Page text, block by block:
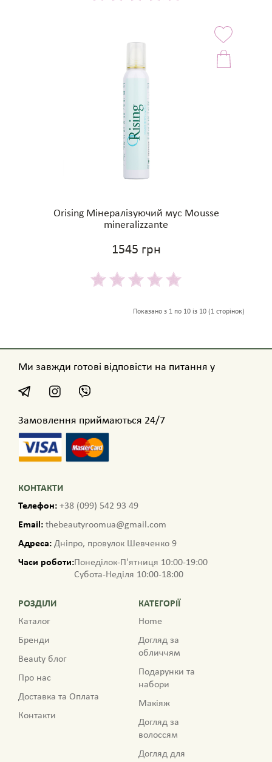
Orising Мінералізуючий мус Mousse
mineralizzante
1545 грн
Показано з 1 по 10 із 10 (1 сторінок)
Ми завжди готові відповісти на питання у
Замовлення приймаються 24/7
КОНТАКТИ
Телефон: +38 (099) 542 93 49
Email: thebeautyroomua@gmail.com
Адреса: Дніпро, провулок Шевченко 9
Часи роботи:Понеділок-П'ятниця 10:00-19:00
Субота-Неділя 10:00-18:00
РОЗДІЛИ
Каталог
Бренди
Beauty блог
Про нас
Доставка та Оплата
Контакти
КАТЕГОРІЇ
Home
Догляд за
обличчям
Подарунки та
набори
Макіяж
Догляд за
волоссям
Догляд для